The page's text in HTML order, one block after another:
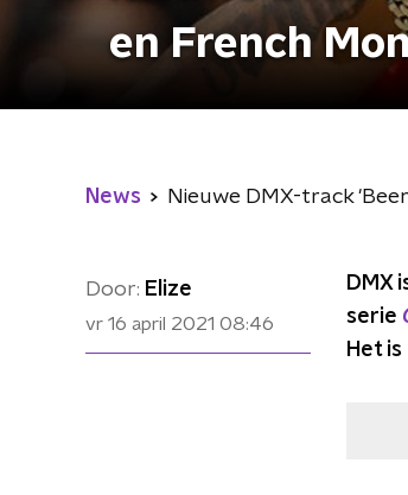
en French
News Nieuwe DMX-track
Door: Elize
vr 16 april 2021 08:46
DMX
serie
Het